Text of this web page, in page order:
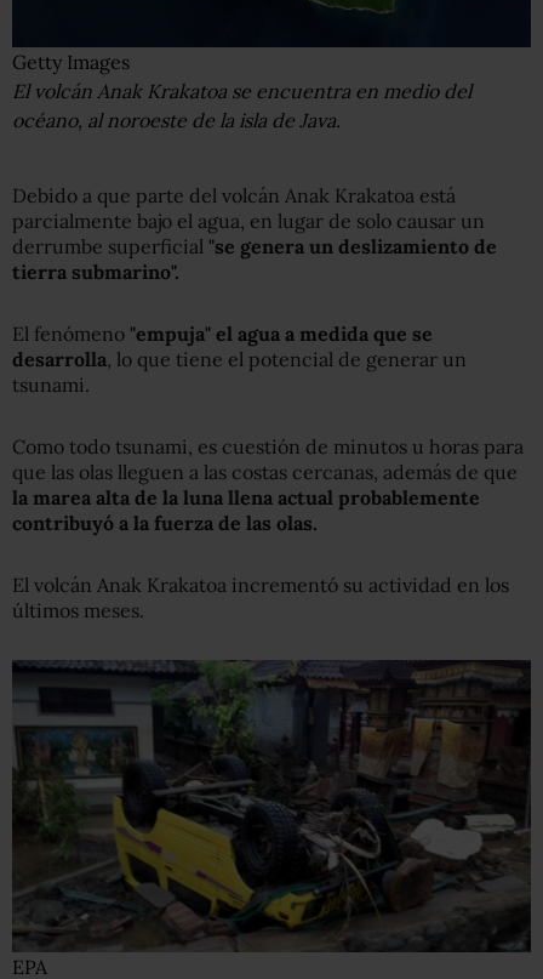
Getty Images
El volcán Anak Krakatoa se encuentra en medio del
océano, al noroeste de la isla de Java.
Debido a que parte del volcán Anak Krakatoa está
parcialmente bajo el agua, en lugar de solo causar un
derrumbe superficial "se genera un deslizamiento de
tierra submarino".
El fenómeno "empuja" el agua a medida que se
desarrolla, lo que tiene el potencial de generar un
tsunami.
Como todo tsunami, es cuestión de minutos u horas para
que las olas lleguen a las costas cercanas, además de que
la marea alta de la luna llena actual probablemente
contribuyó a la fuerza de las olas.
El volcán Anak Krakatoa incrementó su actividad en los
últimos meses.
EPA